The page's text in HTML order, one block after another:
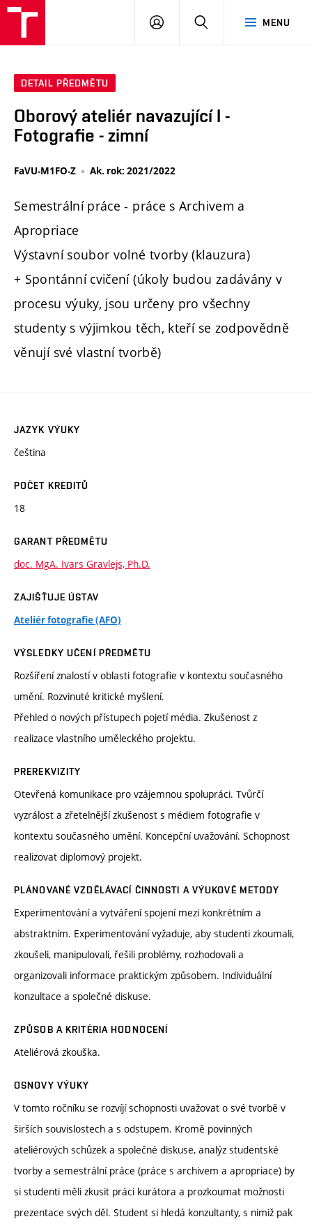
MENU
PŘIHLÁSIT
DETAIL PŘEDMĚTU
Oborový ateliér navazující I -
Fotografie - zimní
FaVU-M1FO-Z Ak. rok: 2021/2022
Semestrální práce - práce s Archivem a
Apropriace
Výstavní soubor volné tvorby (klauzura)
+ Spontánní cvičení (úkoly budou zadávány v
procesu výuky, jsou určeny pro všechny
studenty s výjimkou těch, kteří se zodpovědně
věnují své vlastní tvorbě)
JAZYK VÝUKY
čeština
POČET KREDITŮ
18
GARANT PŘEDMĚTU
doc. MgA. Ivars Gravlejs, Ph.D.
ZAJIŠŤUJE ÚSTAV
Ateliér fotografie (AFO)
VÝSLEDKY UČENÍ PŘEDMĚTU
Rozšíření znalostí v oblasti fotografie v kontextu současného
umění. Rozvinuté kritické myšlení.
Přehled o nových přístupech pojetí média. Zkušenost z
realizace vlastního uměleckého projektu.
PREREKVIZITY
Otevřená komunikace pro vzájemnou spolupráci. Tvůrčí
vyzrálost a zřetelnější zkušenost s médiem fotografie v
kontextu současného umění. Koncepční uvažování. Schopnost
realizovat diplomový projekt.
PLÁNOVANÉ VZDĚLÁVACÍ ČINNOSTI A VÝUKOVÉ METODY
Experimentování a vytváření spojení mezi konkrétním a
abstraktním. Experimentování vyžaduje, aby studenti zkoumali,
zkoušeli, manipulovali, řešili problémy, rozhodovali a
organizovali informace praktickým způsobem. Individuální
konzultace a společné diskuse.
ZPŮSOB A KRITÉRIA HODNOCENÍ
Ateliérová zkouška.
OSNOVY VÝUKY
V tomto ročníku se rozvíjí schopnosti uvažovat o své tvorbě v
širších souvislostech a s odstupem. Kromě povinných
ateliérových schůzek a společné diskuse, analýz studentské
tvorby a semestrální práce (práce s archivem a apropriace) by
si studenti měli zkusit práci kurátora a prozkoumat možnosti
prezentace svých děl. Student si hledá konzultanty, s nimiž pak